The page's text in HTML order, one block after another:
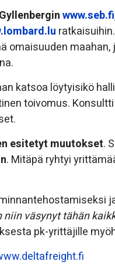
www.seb.fi
omaisuuden maahan,
katsoa löytyisikö
toivomus.
esitetyt muutokset.
. Mitäpä ryhtyi
niin väsynyt tähän
pk-yrittäjille